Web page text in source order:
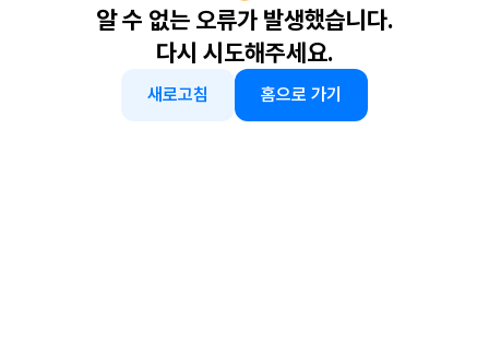
알 수 없는 오류가 발생했습니다.
다시 시도해주세요.
새로고침 홈으로 가기